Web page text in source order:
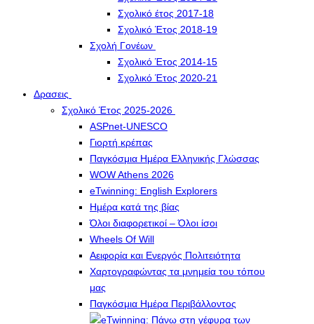
Σχολικό έτος 2017-18
Σχολικό Έτος 2018-19
Σχολή Γονέων
Σχολικό Έτος 2014-15
Σχολικό Έτος 2020-21
Δρασεις
Σχολικό Έτος 2025-2026
ASPnet-UNESCO
Γιορτή κρέπας
Παγκόσμια Ημέρα Ελληνικής Γλώσσας
WOW Athens 2026
eTwinning: English Explorers
Ημέρα κατά της βίας
Όλοι διαφορετικοί – Όλοι ίσοι
Wheels Of Will
Αειφορία και Ενεργός Πολιτειότητα
Χαρτογραφώντας τα μνημεία του τόπου
μας
Παγκόσμια Ημέρα Περιβάλλοντος